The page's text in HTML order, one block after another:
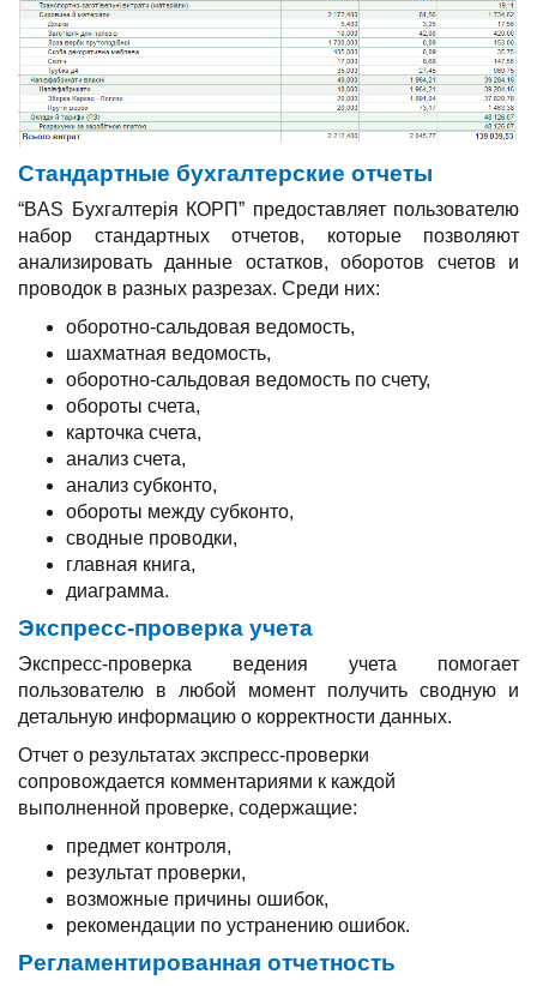
Стандартные бухгалтерские отчеты
“BAS Бухгалтерія КОРП” предоставляет пользователю
набор стандартных отчетов, которые позволяют
анализировать данные остатков, оборотов счетов и
проводок в разных разрезах. Среди них:
оборотно-сальдовая ведомость,
шахматная ведомость,
оборотно-сальдовая ведомость по счету,
обороты счета,
карточка счета,
анализ счета,
анализ субконто,
обороты между субконто,
сводные проводки,
главная книга,
диаграмма.
Экспресс-проверка учета
Экспресс-проверка ведения учета помогает
пользователю в любой момент получить сводную и
детальную информацию о корректности данных.
Отчет о результатах экспресс-проверки
сопровождается комментариями к каждой
выполненной проверке, содержащие:
предмет контроля,
результат проверки,
возможные причины ошибок,
рекомендации по устранению ошибок.
Регламентированная отчетность